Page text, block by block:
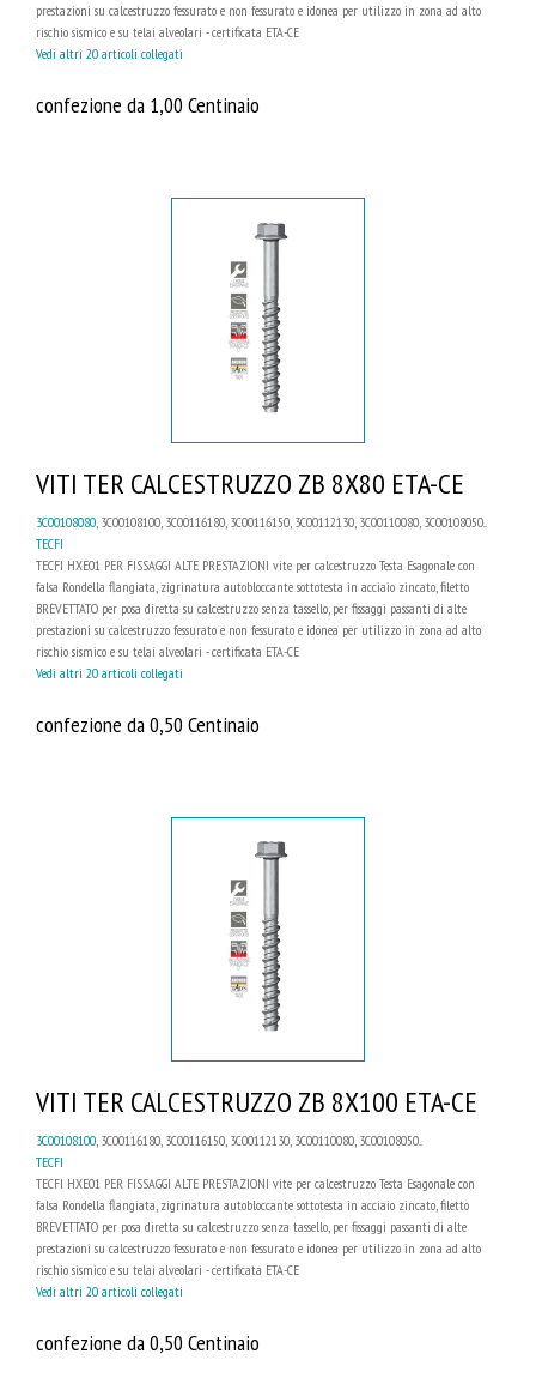
prestazioni su calcestruzzo fessurato e non fessurato e idonea per utilizzo in zona ad alto
rischio sismico e su telai alveolari - certificata ETA-CE
Vedi altri 20 articoli collegati
confezione da 1,00 Centinaio
VITI TER CALCESTRUZZO ZB 8X80 ETA-CE
3C00108080 , 3C00108100, 3C00116180, 3C00116150, 3C00112130, 3C00110080, 3C00108050...
TECFI
TECFI HXE01 PER FISSAGGI ALTE PRESTAZIONI vite per calcestruzzo Testa Esagonale con
falsa Rondella flangiata, zigrinatura autobloccante sottotesta in acciaio zincato, filetto
BREVETTATO per posa diretta su calcestruzzo senza tassello, per fissaggi passanti di alte
prestazioni su calcestruzzo fessurato e non fessurato e idonea per utilizzo in zona ad alto
rischio sismico e su telai alveolari - certificata ETA-CE
Vedi altri 20 articoli collegati
confezione da 0,50 Centinaio
VITI TER CALCESTRUZZO ZB 8X100 ETA-CE
3C00108100, 3C00116180, 3C00116150, 3C00112130, 3C00110080, 3C00108050...
TECFI
TECFI HXE01 PER FISSAGGI ALTE PRESTAZIONI vite per calcestruzzo Testa Esagonale con
falsa Rondella flangiata, zigrinatura autobloccante sottotesta in acciaio zincato, filetto
BREVETTATO per posa diretta su calcestruzzo senza tassello, per fissaggi passanti di alte
prestazioni su calcestruzzo fessurato e non fessurato e idonea per utilizzo in zona ad alto
rischio sismico e su telai alveolari - certificata ETA-CE
Vedi altri 20 articoli collegati
confezione da 0,50 Centinaio